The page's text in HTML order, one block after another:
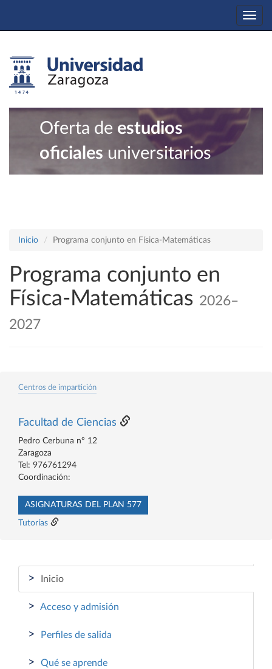
Oferta de estudios
oficiales universitarios
Inicio Programa conjunto en Física-Matemáticas
Programa conjunto en
Física-Matemáticas 2026–
2027
Centros de impartición
Facultad de Ciencias
Pedro Cerbuna nº 12
Zaragoza
Tel: 976761294
Coordinación:
ASIGNATURAS DEL PLAN 577
Tutorías
> Inicio
> Acceso y admisión
> Perfiles de salida
> Qué se aprende